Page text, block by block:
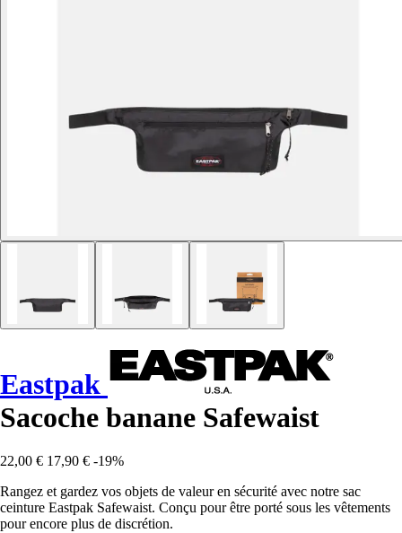
Eastpak
Sacoche banane Safewaist
22,00 € 17,90 € -19%
Rangez et gardez vos objets de valeur en sécurité avec notre sac
ceinture Eastpak Safewaist. Conçu pour être porté sous les vêtements
pour encore plus de discrétion.